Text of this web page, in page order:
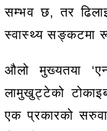
सम्भव छ, तर
स्वास्थ्य सङ्कटमा
औलो मुख्यतया
लामुखुट्टेको
एक प्रकारको सरुवा